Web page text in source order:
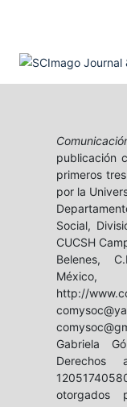
publicación
primeros
por la
Social,
CUCSH
Belenes,
México,
http://
Gabriela
Derechos
otorgados